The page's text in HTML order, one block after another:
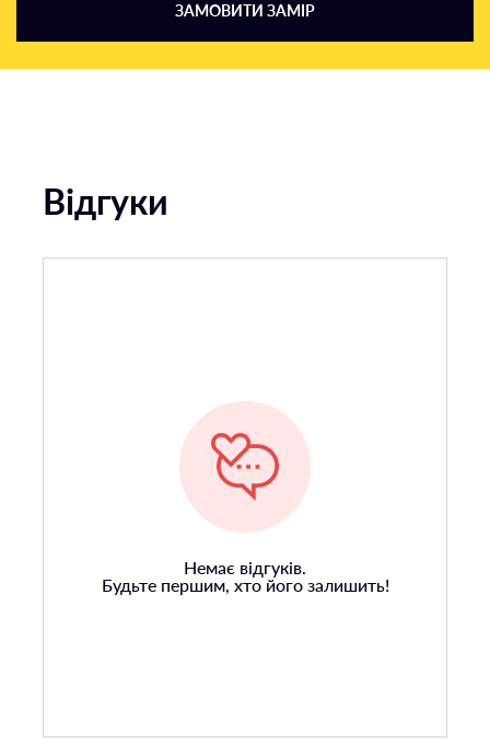
ЗАМОВИТИ ЗАМІР
Відгуки
Немає відгуків.
Будьте першим, хто його залишить!